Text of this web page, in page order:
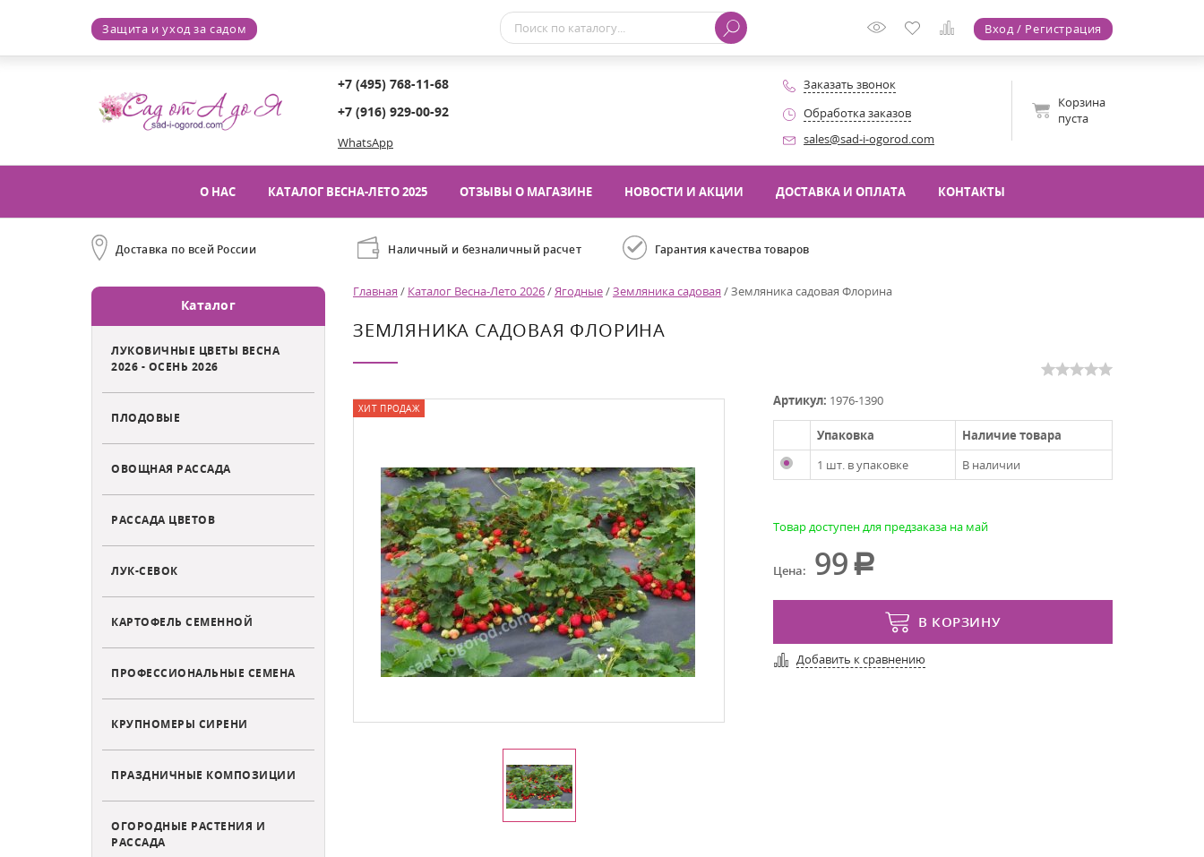
Защита и уход за садом Вход / Регистрация
+7 (495) 768-11-68
+7 (916) 929-00-92
WhatsApp
Заказать звонок
Обработка заказов
sales@sad-i-ogorod.com
Корзина
пуста
О НАС КАТАЛОГ ВЕСНА-ЛЕТО 2025 ОТЗЫВЫ О МАГАЗИНЕ НОВОСТИ И АКЦИИ ДОСТАВКА И ОПЛАТА КОНТАКТЫ
Доставка по всей России Наличный и безналичный расчет Гарантия качества товаров
Каталог
ЛУКОВИЧНЫЕ ЦВЕТЫ ВЕСНА
2026 - ОСЕНЬ 2026
ПЛОДОВЫЕ
ОВОЩНАЯ РАССАДА
РАССАДА ЦВЕТОВ
ЛУК-СЕВОК
КАРТОФЕЛЬ СЕМЕННОЙ
ПРОФЕССИОНАЛЬНЫЕ СЕМЕНА
КРУПНОМЕРЫ СИРЕНИ
ПРАЗДНИЧНЫЕ КОМПОЗИЦИИ
ОГОРОДНЫЕ РАСТЕНИЯ И
РАССАДА
Главная / Каталог Весна-Лето 2026/Ягодные/Земляника садовая /Земляника садовая Флорина
ЗЕМЛЯНИКА САДОВАЯ ФЛОРИНА
ХИТ ПРОДАЖ Артикул: 1976-1390
Упаковка
Наличие товара
1 шт. в упаковке
В наличии
Товар доступен для предзаказа на май
Цена: 99
В КОРЗИНУ
Добавить к сравнению